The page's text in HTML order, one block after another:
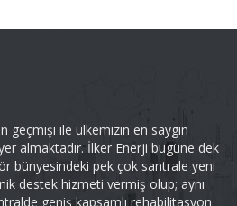
geçmişi ile ülkemizin en saygın
almaktadır. İlker Enerji bugüne dek
bünyesindeki pek çok santrale yeni
destek hizmeti vermiş olup; aynı
geniş kapsamlı rehabilitasyon